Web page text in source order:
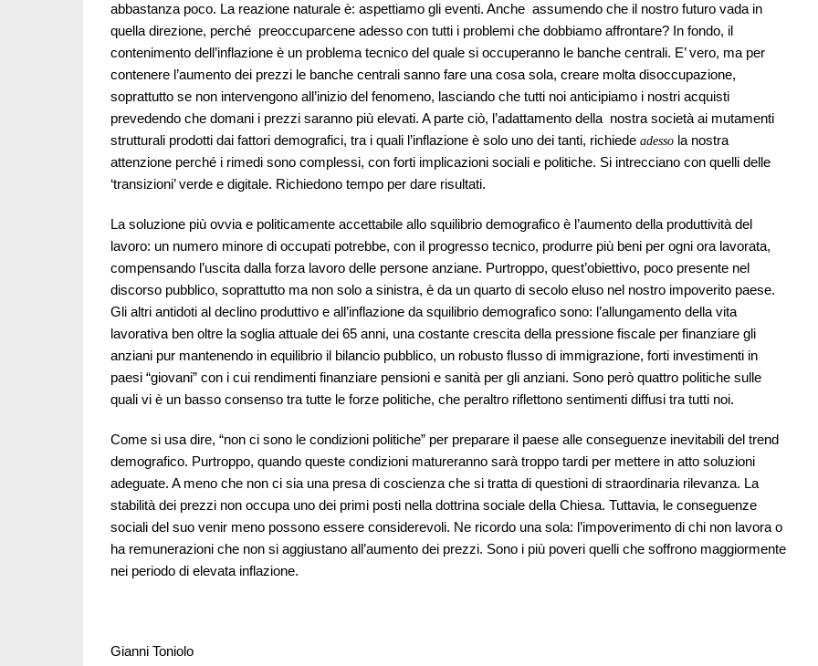
abbastanza poco. La reazione naturale è: aspettiamo gli eventi. Anche assumendo che il nostro futuro vada in
quella direzione, perché preoccuparcene adesso con tutti i problemi che dobbiamo affrontare? In fondo, il
contenimento dell’inflazione è un problema tecnico del quale si occuperanno le banche centrali. E’ vero, ma per
contenere l’aumento dei prezzi le banche centrali sanno fare una cosa sola, creare molta disoccupazione,
soprattutto se non intervengono all’inizio del fenomeno, lasciando che tutti noi anticipiamo i nostri acquisti
prevedendo che domani i prezzi saranno più elevati. A parte ciò, l’adattamento della nostra società ai mutamenti
strutturali prodotti dai fattori demografici, tra i quali l’inflazione è solo uno dei tanti, richiede adesso la nostra
attenzione perché i rimedi sono complessi, con forti implicazioni sociali e politiche. Si intrecciano con quelli delle
‘transizioni’ verde e digitale. Richiedono tempo per dare risultati.
La soluzione più ovvia e politicamente accettabile allo squilibrio demografico è l’aumento della produttività del
lavoro: un numero minore di occupati potrebbe, con il progresso tecnico, produrre più beni per ogni ora lavorata,
compensando l’uscita dalla forza lavoro delle persone anziane. Purtroppo, quest’obiettivo, poco presente nel
discorso pubblico, soprattutto ma non solo a sinistra, è da un quarto di secolo eluso nel nostro impoverito paese.
Gli altri antidoti al declino produttivo e all’inflazione da squilibrio demografico sono: l’allungamento della vita
lavorativa ben oltre la soglia attuale dei 65 anni, una costante crescita della pressione fiscale per finanziare gli
anziani pur mantenendo in equilibrio il bilancio pubblico, un robusto flusso di immigrazione, forti investimenti in
paesi “giovani” con i cui rendimenti finanziare pensioni e sanità per gli anziani. Sono però quattro politiche sulle
quali vi è un basso consenso tra tutte le forze politiche, che peraltro riflettono sentimenti diffusi tra tutti noi.
Come si usa dire, “non ci sono le condizioni politiche” per preparare il paese alle conseguenze inevitabili del trend
demografico. Purtroppo, quando queste condizioni matureranno sarà troppo tardi per mettere in atto soluzioni
adeguate. A meno che non ci sia una presa di coscienza che si tratta di questioni di straordinaria rilevanza. La
stabilità dei prezzi non occupa uno dei primi posti nella dottrina sociale della Chiesa. Tuttavia, le conseguenze
sociali del suo venir meno possono essere considerevoli. Ne ricordo una sola: l’impoverimento di chi non lavora o
ha remunerazioni che non si aggiustano all’aumento dei prezzi. Sono i più poveri quelli che soffrono maggiormente
nei periodo di elevata inflazione.
Gianni Toniolo